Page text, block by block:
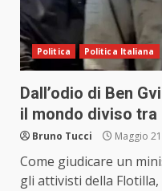
Politica Politica Italiana
Dall’odio di Ben
il mondo diviso tra
Bruno Tucci Maggio
Come giudicare un
gli attivisti della